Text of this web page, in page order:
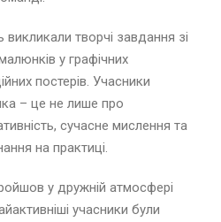
викликали творчі завдання зі
у графічних
постерів. Учасники
– це не лише про
сучасне мислення та
на практиці.
у дружній атмосфері
учасники були